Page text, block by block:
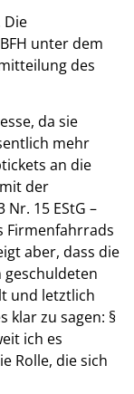
Die
unter dem
des
da sie
mehr
an die
der
15 EStG –
Firmenfahrrads
aber, dass die
geschuldeten
und letztlich
klar zu sagen: §
ich es
Rolle, die sich